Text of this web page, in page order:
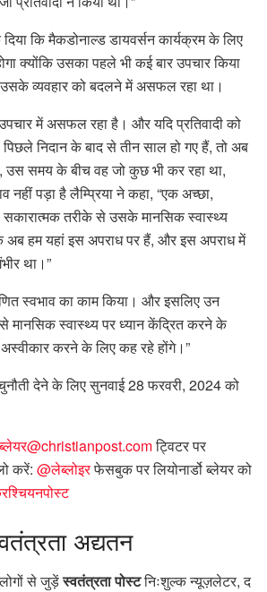
कि मैकडोनाल्ड डायवर्सन कार्यक्रम के लिए
क्योंकि उसका पहले भी कई बार उपचार किया
व्यवहार को बदलने में असफल रहा था।
में असफल रहा है। और यदि प्रतिवादी को
निदान के बाद से तीन साल हो गए हैं, तो अब
उस समय के बीच वह जो कुछ भी कर रहा था,
नहीं पड़ा है लैम्प्रिया ने कहा, “एक अच्छा,
तरीके से उसके मानसिक स्वास्थ्य
अब हम यहां इस अपराध पर हैं, और इस अपराध में
था।”
स्वभाव का काम किया। और इसलिए उन
मानसिक स्वास्थ्य पर ध्यान केंद्रित करने के
करने के लिए कह रहे होंगे।”
देने के लिए सुनवाई 28 फरवरी, 2024 को
ट्विटर पर
करें: @लेब्लोइरफेसबुक पर लियोनार्डो ब्लेयर को
अद्यतन
लोगों से जुड़ेंस्वतंत्रता पोस्टनिःशुल्क न्यूज़लेटर, द